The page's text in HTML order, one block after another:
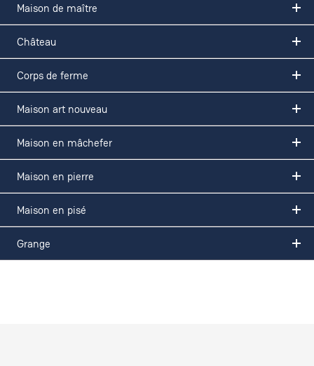
Maison de maître
Château
Corps de ferme
Maison art nouveau
Maison en mâchefer
Maison en pierre
Maison en pisé
Grange